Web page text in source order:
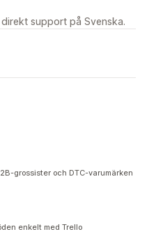
support på Svenska.
grossister och DTC-varumärken
enkelt med Trello